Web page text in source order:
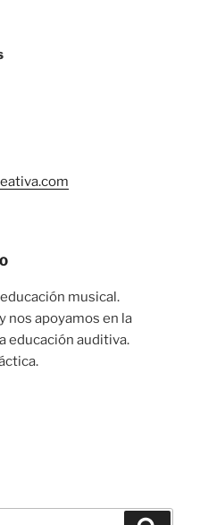
musical.
nos apoyamos en la
educación auditiva.